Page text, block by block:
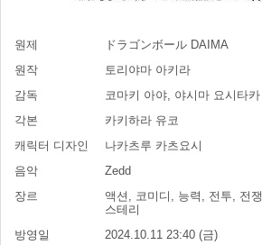
원제
ドラゴンボール DAIMA
원작
토리야마 아키라
감독
코마키 아야, 야시마 요시타카
각본
카키하라 유코
캐릭터 디자인
나카츠루 카츠요시
음악
Zedd
장르
액션, 코미디, 능력, 전투, 전
스테리
방영일
2024.10.11 23:40 (금)